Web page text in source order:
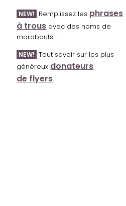
NEW! Remplissez les phrases
à trous avec des noms de
marabouts !
NEW! Tout savoir sur les plus
généreux donateurs
de flyers.